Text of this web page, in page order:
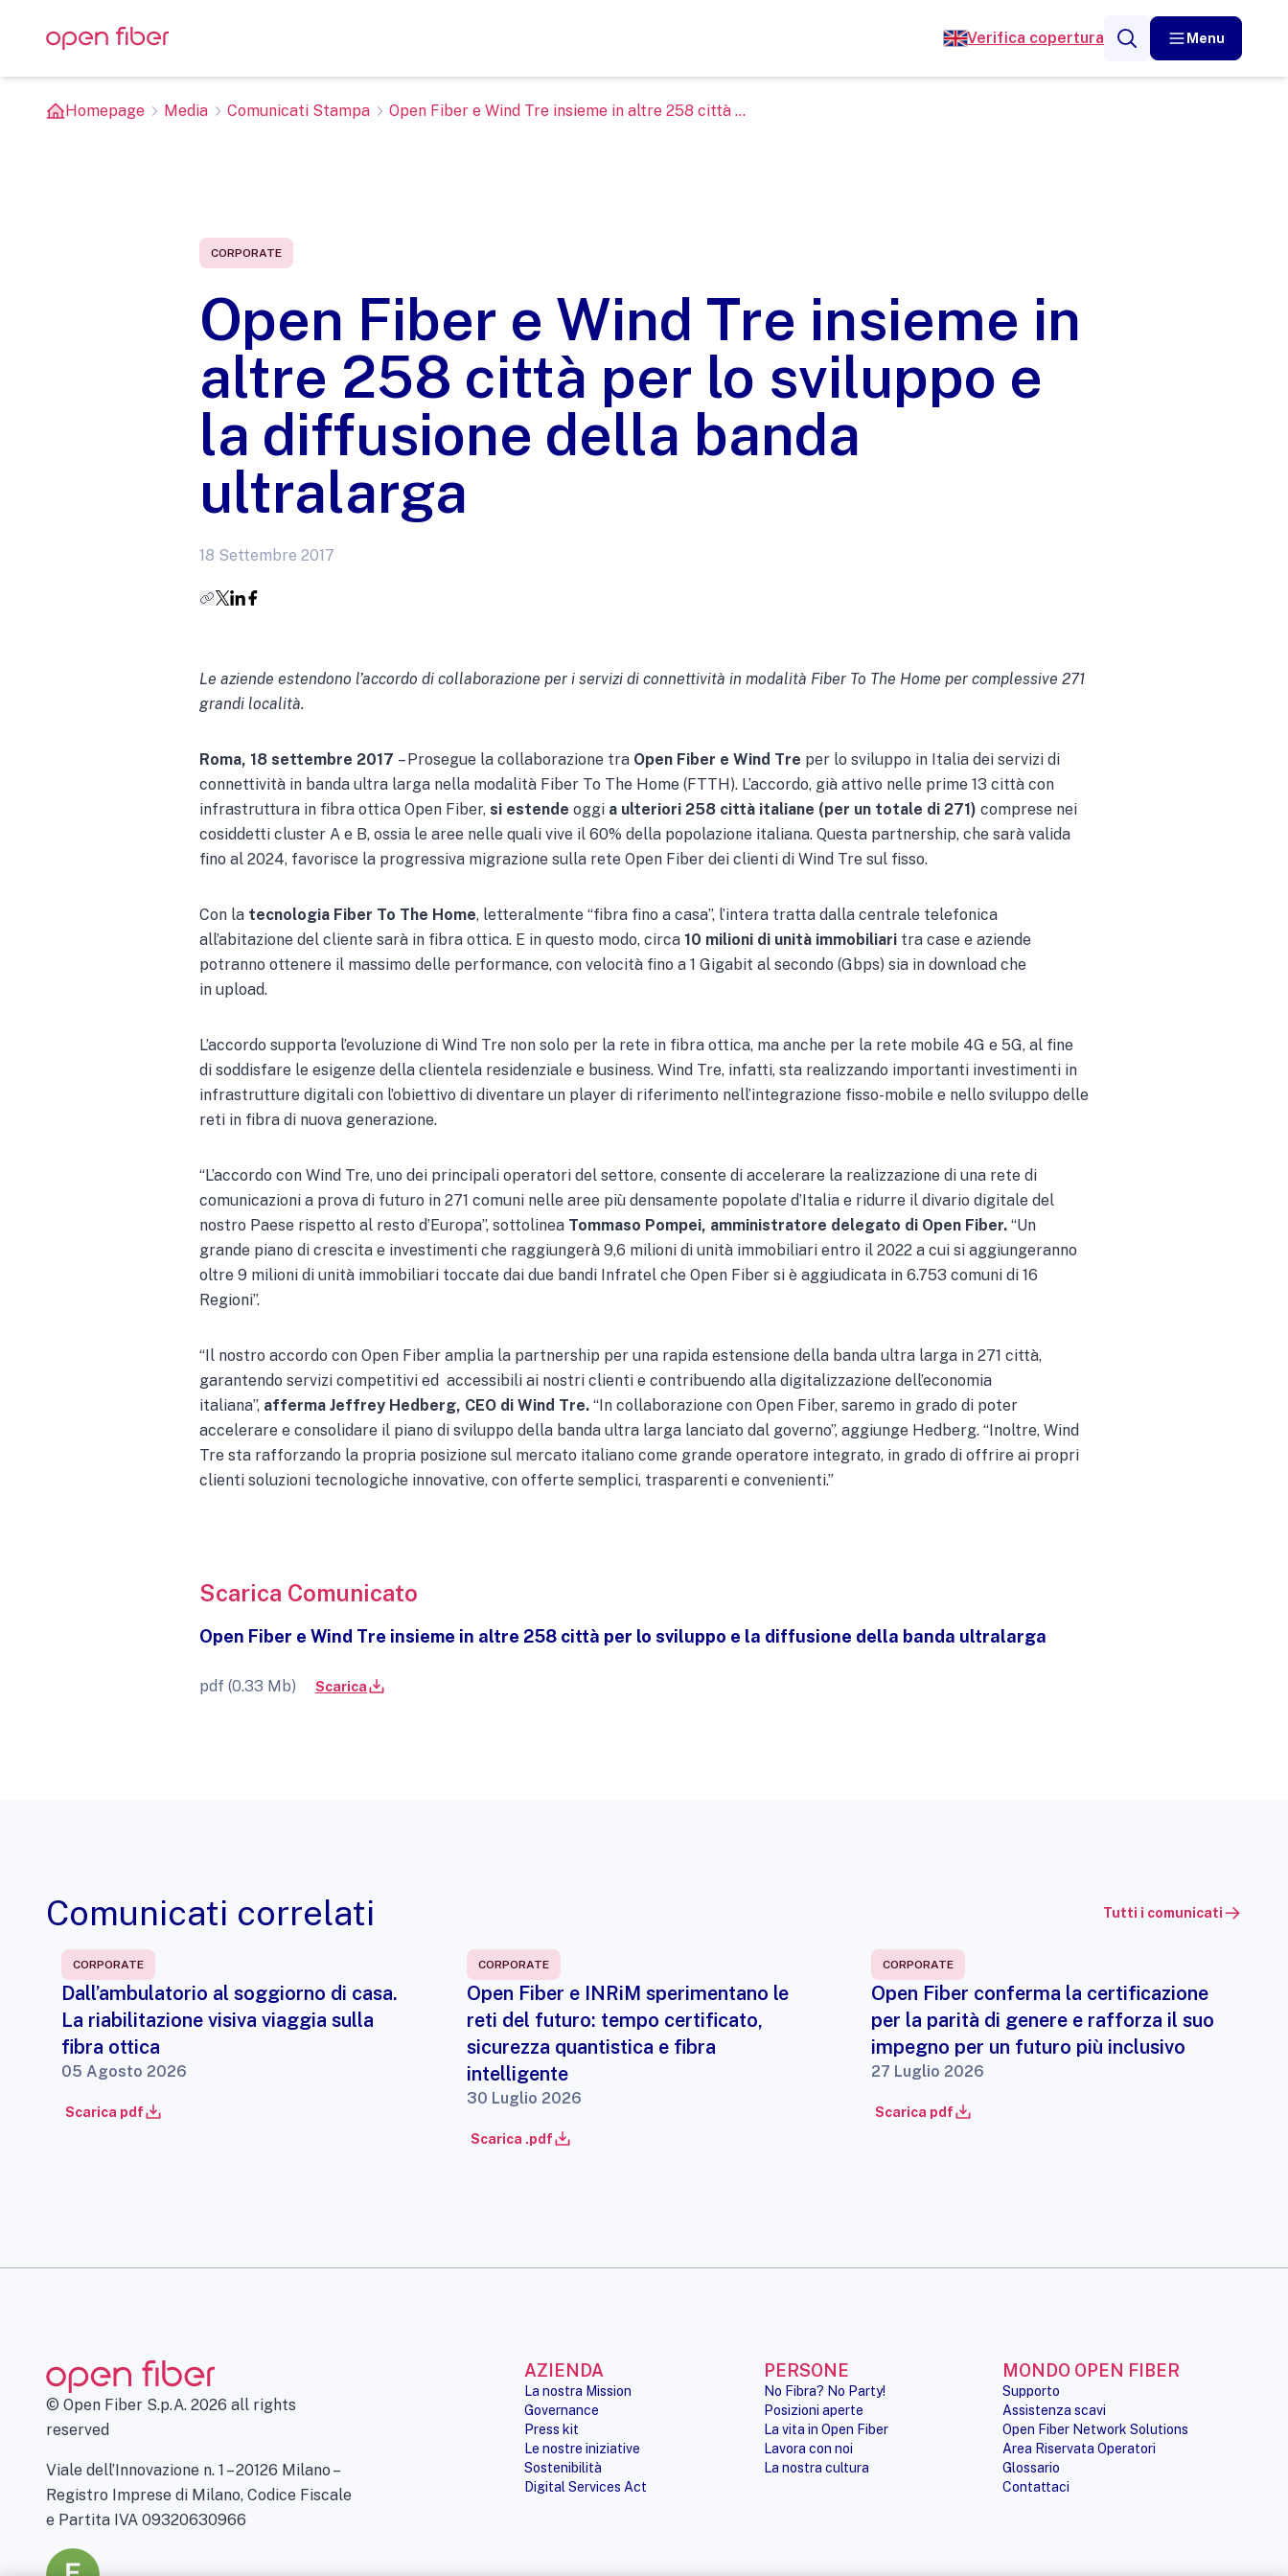
Verifica copertura Menu
Homepage Media Comunicati Stampa Open Fiber e Wind Tre insieme in altre 258 città ...
CORPORATE
Open Fiber e Wind Tre insieme in
altre 258 città per lo sviluppo e
la diffusione della banda
ultralarga
18 Settembre 2017
Le aziende estendono l’accordo di collaborazione per i servizi di connettività in modalità Fiber To The Home per complessive 271
grandi località.
Roma, 18 settembre 2017 – Prosegue la collaborazione tra Open Fiber e Wind Tre per lo sviluppo in Italia dei servizi di
connettività in banda ultra larga nella modalità Fiber To The Home (FTTH). L’accordo, già attivo nelle prime 13 città con
infrastruttura in fibra ottica Open Fiber, si estende oggi a ulteriori 258 città italiane (per un totale di 271) comprese nei
cosiddetti cluster A e B, ossia le aree nelle quali vive il 60% della popolazione italiana. Questa partnership, che sarà valida
fino al 2024, favorisce la progressiva migrazione sulla rete Open Fiber dei clienti di Wind Tre sul fisso.
Con la tecnologia Fiber To The Home, letteralmente “fibra fino a casa”, l’intera tratta dalla centrale telefonica
all’abitazione del cliente sarà in fibra ottica. E in questo modo, circa 10 milioni di unità immobiliari tra case e aziende
potranno ottenere il massimo delle performance, con velocità fino a 1 Gigabit al secondo (Gbps) sia in download che
in upload.
L’accordo supporta l’evoluzione di Wind Tre non solo per la rete in fibra ottica, ma anche per la rete mobile 4G e 5G, al fine
di soddisfare le esigenze della clientela residenziale e business. Wind Tre, infatti, sta realizzando importanti investimenti in
infrastrutture digitali con l’obiettivo di diventare un player di riferimento nell’integrazione fisso-mobile e nello sviluppo delle
reti in fibra di nuova generazione.
“L’accordo con Wind Tre, uno dei principali operatori del settore, consente di accelerare la realizzazione di una rete di
comunicazioni a prova di futuro in 271 comuni nelle aree più densamente popolate d’Italia e ridurre il divario digitale del
nostro Paese rispetto al resto d’Europa”, sottolinea Tommaso Pompei, amministratore delegato di Open Fiber. “Un
grande piano di crescita e investimenti che raggiungerà 9,6 milioni di unità immobiliari entro il 2022 a cui si aggiungeranno
oltre 9 milioni di unità immobiliari toccate dai due bandi Infratel che Open Fiber si è aggiudicata in 6.753 comuni di 16
Regioni”.
“Il nostro accordo con Open Fiber amplia la partnership per una rapida estensione della banda ultra larga in 271 città,
garantendo servizi competitivi ed accessibili ai nostri clienti e contribuendo alla digitalizzazione dell’economia
italiana”, afferma Jeffrey Hedberg, CEO di Wind Tre. “In collaborazione con Open Fiber, saremo in grado di poter
accelerare e consolidare il piano di sviluppo della banda ultra larga lanciato dal governo”, aggiunge Hedberg. “Inoltre, Wind
Tre sta rafforzando la propria posizione sul mercato italiano come grande operatore integrato, in grado di offrire ai propri
clienti soluzioni tecnologiche innovative, con offerte semplici, trasparenti e convenienti.”
Scarica Comunicato
Open Fiber e Wind Tre insieme in altre 258 città per lo sviluppo e la diffusione della banda ultralarga
pdf (0.33 Mb) Scarica
Comunicati correlati Tutti i comunicati
CORPORATE
Dall’ambulatorio al soggiorno di casa.
La riabilitazione visiva viaggia sulla
fibra ottica
05 Agosto 2026
Scarica pdf
CORPORATE
Open Fiber e INRiM sperimentano le
reti del futuro: tempo certificato,
sicurezza quantistica e fibra
intelligente
30 Luglio 2026
Scarica .pdf
CORPORATE
Open Fiber conferma la certificazione
per la parità di genere e rafforza il suo
impegno per un futuro più inclusivo
27 Luglio 2026
Scarica pdf
© Open Fiber S.p.A. 2026 all rights
reserved
Viale dell’Innovazione n. 1 – 20126 Milano –
Registro Imprese di Milano, Codice Fiscale
e Partita IVA 09320630966
AZIENDA
La nostra Mission
Governance
Press kit
Le nostre iniziative
Sostenibilità
Digital Services Act
PERSONE
No Fibra? No Party!
Posizioni aperte
La vita in Open Fiber
Lavora con noi
La nostra cultura
MONDO OPEN FIBER
Supporto
Assistenza scavi
Open Fiber Network Solutions
Area Riservata Operatori
Glossario
Contattaci